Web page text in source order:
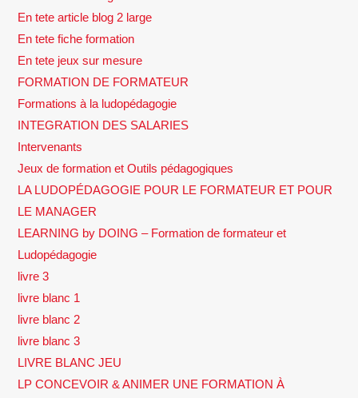
En tete article blog 2 large
En tete fiche formation
En tete jeux sur mesure
FORMATION DE FORMATEUR
Formations à la ludopédagogie
INTEGRATION DES SALARIES
Intervenants
Jeux de formation et Outils pédagogiques
LA LUDOPÉDAGOGIE POUR LE FORMATEUR ET POUR
LE MANAGER
LEARNING by DOING – Formation de formateur et
Ludopédagogie
livre 3
livre blanc 1
livre blanc 2
livre blanc 3
LIVRE BLANC JEU
LP CONCEVOIR & ANIMER UNE FORMATION À